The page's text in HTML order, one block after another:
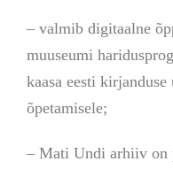
– valmib digitaalne
muuseumi
kaasa eesti
õpetamisele;
– Mati Undi arhiiv on